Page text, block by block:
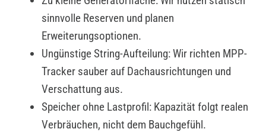
sinnvolle Reserven und planen
Erweiterungsoptionen.
Ungünstige String-Aufteilung: Wir richten MPP-
Tracker sauber auf Dachausrichtungen und
Verschattung aus.
Speicher ohne Lastprofil: Kapazität folgt realen
Verbräuchen, nicht dem Bauchgefühl.